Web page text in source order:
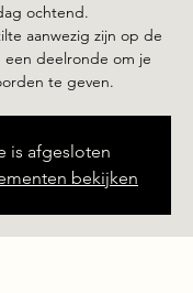
ochtend.
aanwezig zijn op de
deelronde om je
te geven.
is afgesloten
bekijken